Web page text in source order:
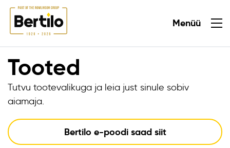
Menüü
Tooted
Tutvu tootevalikuga ja leia just sinule sobiv
aiamaja.
Bertilo e-poodi saad siit